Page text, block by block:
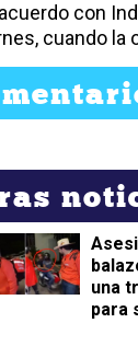
con
cuando la
una
para